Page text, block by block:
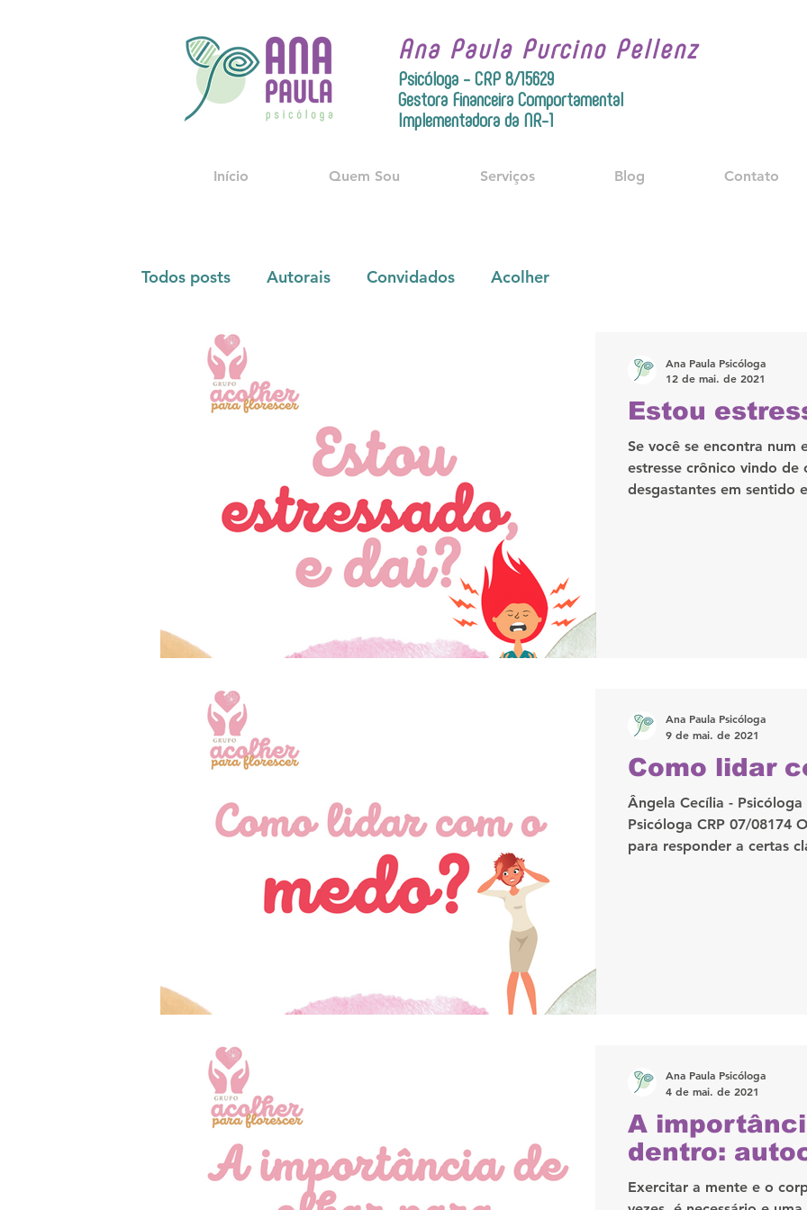
Ana Paula Purcino Pellenz
Psicóloga - CRP 8/15629
Gestora Financeira Comportamental
Implementadora da NR-1
Início Quem Sou Serviços Blog Contato
Todos posts Autorais Convidados Acolher
Estou
Se você se encontra num
estresse crônico vindo de
desgastantes em sentido
Ana Paula Psicóloga
12 de mai. de 2021
Como lidar
Ângela Cecília - Psicóloga
Psicóloga CRP 07/08174
para responder a certas
Ana Paula Psicóloga
9 de mai. de 2021
A
dentro:
Exercitar a mente e o
Ana Paula Psicóloga
4 de mai. de 2021